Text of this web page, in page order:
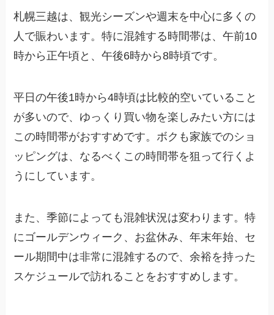
札幌三越は、観光シーズンや週末を中心に多くの
人で賑わいます。特に混雑する時間帯は、午前10
時から正午頃と、午後6時から8時頃です。
平日の午後1時から4時頃は比較的空いていること
が多いので、ゆっくり買い物を楽しみたい方には
この時間帯がおすすめです。ボクも家族でのショ
ッピングは、なるべくこの時間帯を狙って行くよ
うにしています。
また、季節によっても混雑状況は変わります。特
にゴールデンウィーク、お盆休み、年末年始、セ
ール期間中は非常に混雑するので、余裕を持った
スケジュールで訪れることをおすすめします。